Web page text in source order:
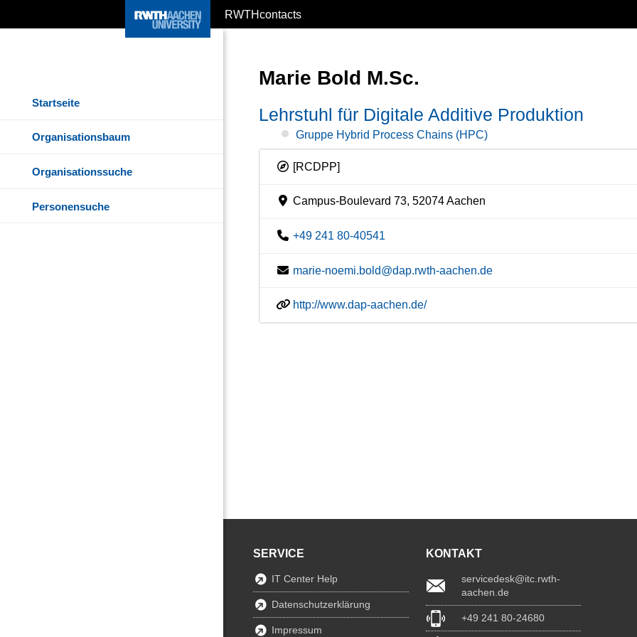
RWTHcontacts
Startseite
Organisationsbaum
Organisationssuche
Personensuche
Marie Bold M.Sc.
Lehrstuhl für Digitale Additive Produktion
Gruppe Hybrid Process Chains (HPC)
[RCDPP]
Campus-Boulevard 73, 52074 Aachen
+49 241 80-40541
marie-noemi.bold@dap.rwth-aachen.de
http://www.dap-aachen.de/
SERVICE
IT Center Help
Datenschutzerklärung
Impressum
KONTAKT
servicedesk@itc.rwth-
aachen.de
+49 241 80-24680